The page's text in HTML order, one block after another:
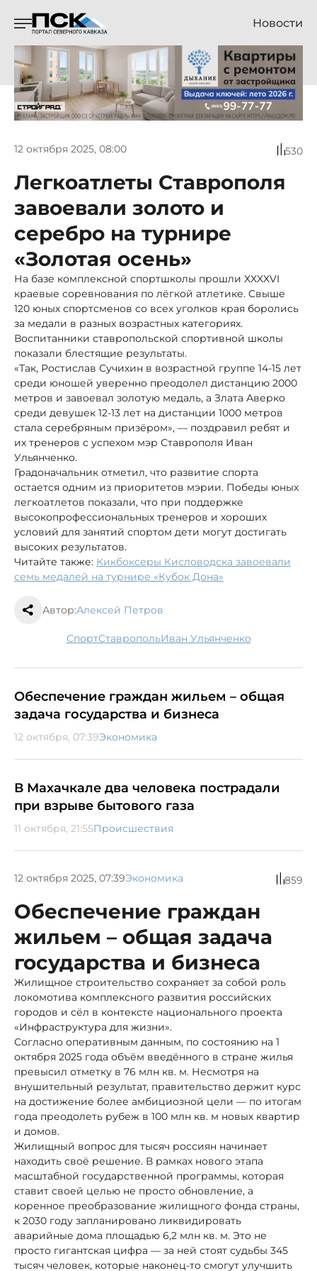
Новости
12 октября 2025, 08:00 530
Легкоатлеты Ставрополя
завоевали золото и
серебро на турнире
«Золотая осень»
На базе комплексной спортшколы прошли XXXXVI
краевые соревнования по лёгкой атлетике. Свыше
120 юных спортсменов со всех уголков края боролись
за медали в разных возрастных категориях.
Воспитанники ставропольской спортивной школы
показали блестящие результаты.
«Так, Ростислав Сучихин в возрастной группе 14-15 лет
среди юношей уверенно преодолел дистанцию 2000
метров и завоевал золотую медаль, а Злата Аверко
среди девушек 12-13 лет на дистанции 1000 метров
стала серебряным призёром», — поздравил ребят и
их тренеров с успехом мэр Ставрополя Иван
Ульянченко.
Градоначальник отметил, что развитие спорта
остается одним из приоритетов мэрии. Победы юных
легкоатлетов показали, что при поддержке
высокопрофессиональных тренеров и хороших
условий для занятий спортом дети могут достигать
высоких результатов.
Читайте также: Кикбоксеры Кисловодска завоевали
семь медалей на турнире «Кубок Дона»
Автор:Алексей Петров
спорт Ставрополь Иван Ульянченко
Обеспечение граждан жильем – общая
задача государства и бизнеса
12 октября, 07:39Экономика
В Махачкале два человека пострадали
при взрыве бытового газа
11 октября, 21:55Происшествия
12 октября 2025, 07:39Экономика 859
Обеспечение граждан
жильем – общая задача
государства и бизнеса
Жилищное строительство сохраняет за собой роль
локомотива комплексного развития российских
городов и сёл в контексте национального проекта
«Инфраструктура для жизни».
Согласно оперативным данным, по состоянию на 1
октября 2025 года объём введённого в стране жилья
превысил отметку в 76 млн кв. м. Несмотря на
внушительный результат, правительство держит курс
на достижение более амбициозной цели — по итогам
года преодолеть рубеж в 100 млн кв. м новых квартир
и домов.
Жилищный вопрос для тысяч россиян начинает
находить своё решение. В рамках нового этапа
масштабной государственной программы, которая
ставит своей целью не просто обновление, а
коренное преобразование жилищного фонда страны,
к 2030 году запланировано ликвидировать
аварийные дома площадью 6,2 млн кв. м. Это не
просто гигантская цифра — за ней стоят судьбы 345
тысяч человек, которые наконец-то смогут улучшить